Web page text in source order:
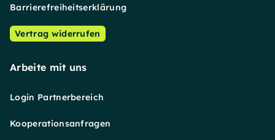
Barrierefreiheitserklärung
Vertrag widerrufen
Arbeite mit uns
Login Partnerbereich
Kooperationsanfragen